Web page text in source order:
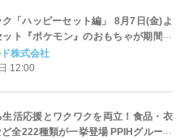
「ハッピーセット編」 8月7日(金)よ
ット『ポケモン』のおもちゃが期間限
株式会社
12:00
活応援とワクワクを両立！食品・衣
全222種類が一挙登場 PPIHグループ